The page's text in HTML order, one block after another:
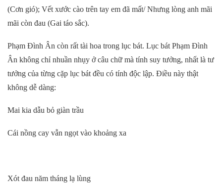
(Cơn gió); Vết xước cào trên tay em đã mất/ Nhưng lòng anh mãi
mãi còn đau (Gai táo sắc).
Phạm Đình Ân còn rất tài hoa trong lục bát. Lục bát Phạm Đình
Ân không chỉ nhuần nhụy ở câu chữ mà tính suy tưởng, nhất là tư
tưởng của từng cặp lục bát đều có tính độc lập. Điều này thật
không dễ dàng:
Mai kia dẫu bỏ giàn trầu
Cái nồng cay vẫn ngọt vào khoảng xa
Xót đau năm tháng lạ lùng